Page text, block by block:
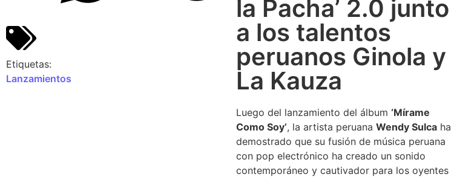
Etiquetas:
Lanzamientos
la Pacha’ 2.0 junto
a los talentos
peruanos Ginola y
La Kauza
Luego del lanzamiento del álbum ‘Mírame
Como Soy’, la artista peruana Wendy Sulcaha
demostrado que su fusión de música peruana
con pop electrónico ha creado un sonido
contemporáneo y cautivador para los oyentes